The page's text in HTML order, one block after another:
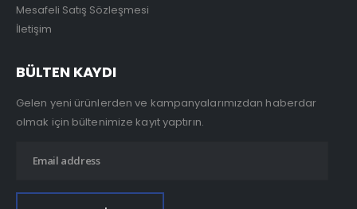
Mesafeli Satış Sözleşmesi
İletişim
BÜLTEN KAYDI
Gelen yeni ürünlerden ve kampanyalarımızdan haberdar
olmak için bültenimize kayıt yaptırın.